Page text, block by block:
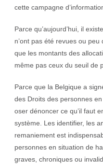
cette campagne
Parce qu’aujourd’hui, il
n’ont pas été revues ou
que les montants des
même pas ceux du seuil de
Parce que la Belgique a
des Droits des personnes
oser dénoncer ce qu’il faut
système. Les identifier, les
remaniement est
personnes en situation de
graves, chroniques ou